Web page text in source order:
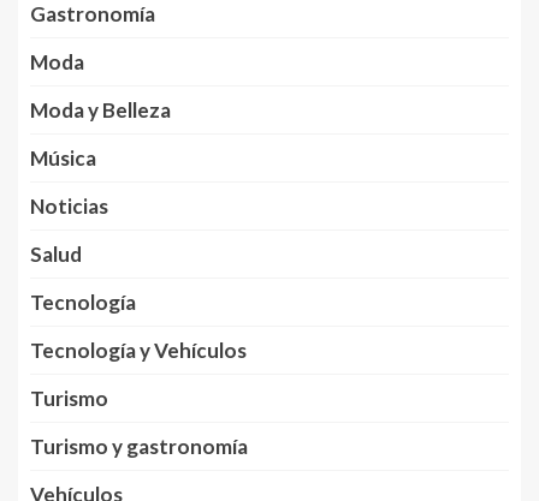
Gastronomía
Moda
Moda y Belleza
Música
Noticias
Salud
Tecnología
Tecnología y Vehículos
Turismo
Turismo y gastronomía
Vehículos